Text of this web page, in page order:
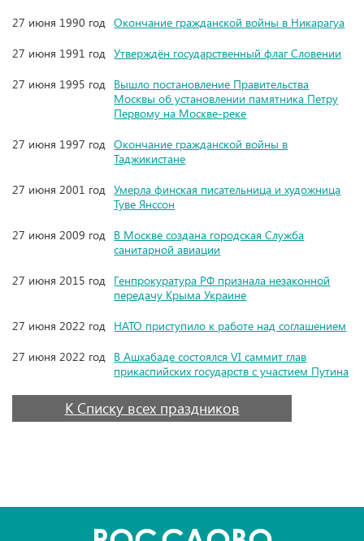
27 июня 1990 год Окончание гражданской войны в Никарагуа
27 июня 1991 год Утверждён государственный флаг Словении
27 июня 1995 год Вышло постановление Правительства
Москвы об установлении памятника Петру
Первому на Москве-реке
27 июня 1997 год Окончание гражданской войны в
Таджикистане
27 июня 2001 год Умерла финская писательница и художница
Туве Янссон
27 июня 2009 год В Москве создана городская Служба
санитарной авиации
27 июня 2015 год Генпрокуратура РФ признала незаконной
передачу Крыма Украине
27 июня 2022 год НАТО приступило к работе над соглашением
27 июня 2022 год В Ашхабаде состоялся VI саммит глав
прикаспийских государств с участием Путина
К Списку всех праздников